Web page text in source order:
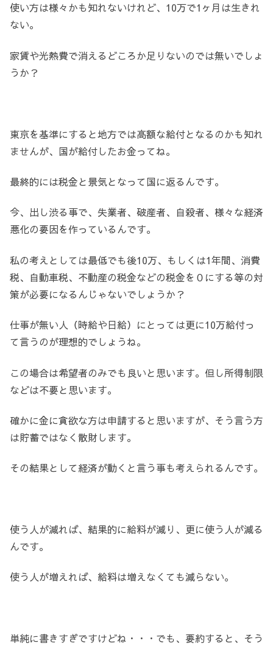
使い方は様々かも知れないけれど、10万で1ヶ月は生きれ
ない。
家賃や光熱費で消えるどころか足りないのでは無いでしょ
うか？
東京を基準にすると地方では高額な給付となるのかも知れ
ませんが、国が給付したお金ってね。
最終的には税金と景気となって国に返るんです。
今、出し渋る事で、失業者、破産者、自殺者、様々な経済
悪化の要因を作っているんです。
私の考えとしては最低でも後10万、もしくは1年間、消費
税、自動車税、不動産の税金などの税金を０にする等の対
策が必要になるんじゃないでしょうか？
仕事が無い人（時給や日給）にとっては更に10万給付っ
て言うのが理想的でしょうね。
この場合は希望者のみでも良いと思います。但し所得制限
などは不要と思います。
確かに金に貪欲な方は申請すると思いますが、そう言う方
は貯蓄ではなく散財します。
その結果として経済が動くと言う事も考えられるんです。
使う人が減れば、結果的に給料が減り、更に使う人が減る
んです。
使う人が増えれば、給料は増えなくても減らない。
単純に書きすぎですけどね・・・でも、要約すると、そう